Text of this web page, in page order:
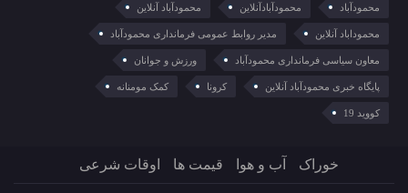
محمودآباد محمودآبادآنلاین محمودآباد آنلاین
محموداباد آنلاین مدیر روابط عمومی فرمانداری محمودآباد
معاون سیاسی فرمانداری محمودآباد ورزش و جوانان
پایگاه خبری محمودآباد آنلاین کرونا کمک مومنانه
کووید 19
خوراک آب و هوا قیمت ها اوقات شرعی